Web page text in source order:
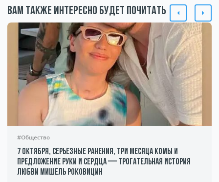
Вам также интересно будет почитать
#Общество
7 октября, серьезные ранения, три месяца комы и
предложение руки и сердца — трогательная история
любви Мишель Роковицин